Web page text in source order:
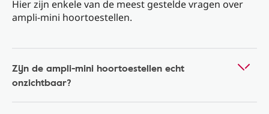
Hier zijn enkele van de meest gestelde vragen over
ampli-mini hoortoestellen.
Zijn de ampli-mini hoortoestellen echt
onzichtbaar?